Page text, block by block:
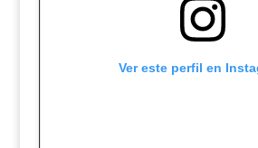
Ver este perfil en